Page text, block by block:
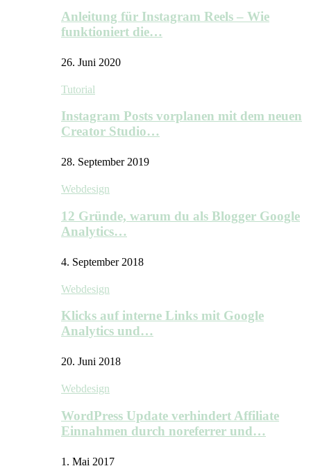
Anleitung für Instagram Reels – Wie
funktioniert die…
26. Juni 2020
Tutorial
Instagram Posts vorplanen mit dem neuen
Creator Studio…
28. September 2019
Webdesign
12 Gründe, warum du als Blogger Google
Analytics…
4. September 2018
Webdesign
Klicks auf interne Links mit Google
Analytics und…
20. Juni 2018
Webdesign
WordPress Update verhindert Affiliate
Einnahmen durch noreferrer und…
1. Mai 2017